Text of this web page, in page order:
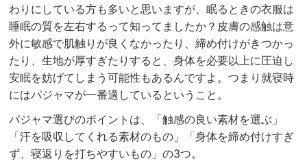
わりにしている方も多いと思いますが、眠るときの衣服は
睡眠の質を左右するって知ってましたか？皮膚の感触は意
外に敏感で肌触りが良くなかったり、締め付けがきつかっ
たり、生地が厚すぎたりすると、身体を必要以上に圧迫し
安眠を妨げてしまう可能性もあるんですよ。つまり就寝時
にはパジャマが一番適しているということ。
パジャマ選びのポイントは、「触感の良い素材を選ぶ」
「汗を吸収してくれる素材のもの」「身体を締め付けすぎ
ず、寝返りを打ちやすいもの」の3つ。